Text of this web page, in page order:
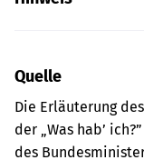
Quelle
Die Erläuterung
der „Was hab’
des